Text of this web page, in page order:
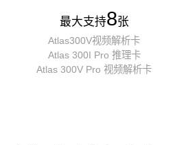
最大支持8张
Atlas300V视频解析卡
Atlas 300I Pro 推理卡
Atlas 300V Pro 视频解析卡